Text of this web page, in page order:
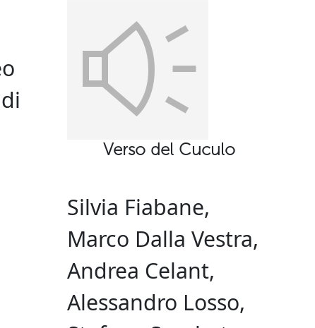
Verso del Cuculo
Silvia Fiabane,
Marco Dalla Vestra,
Andrea Celant,
Alessandro Losso,